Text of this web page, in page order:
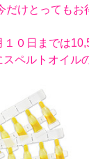
だけとっても
０日までは
ペルトオイル